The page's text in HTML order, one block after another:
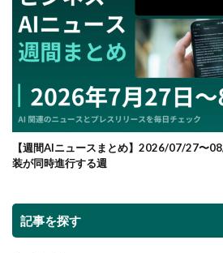
【週間AIニュースまとめ】2026/07/27〜
装が同時進行する週
記事を探す